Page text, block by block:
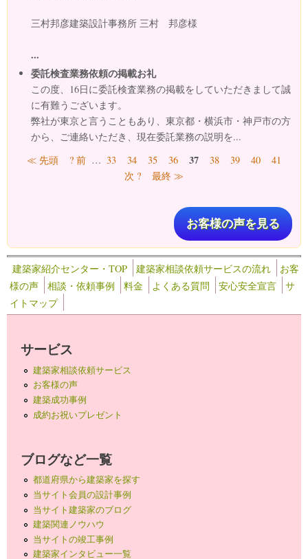
三村邦彦建築設計事務所 三村 邦彦様
...
委託検査業務依頼の掲載お礼
この度、16日に委託検査業務の掲載をしていただきまして誠
に有難うございます。
弊社が東京と言うこともあり、東京都・横浜市・神戸市の方
から、ご連絡いただき、現在委託業務の説明を...
ページ
≪ 先頭 ? 前 … 33 34 35 36 37 38 39 40
41
次 ?
最終 ≫
お客様の声を見る
建築家紹介センター・TOP 建築家相談依頼サービスの流れ
お客
様の声
相談・依頼事例 料金 よくある質問 安心安全宣言
サ
イトマップ
サービス
建築家相談依頼サービス
お客様の声
建築成功事例
成約お祝いプレゼント
ブログなど一覧
都道府県から建築家を探す
当サイト会員の設計事例
当サイト建築家のブログ
建築関連ノウハウ
当サイトの竣工事例
建築家インタビュー一覧